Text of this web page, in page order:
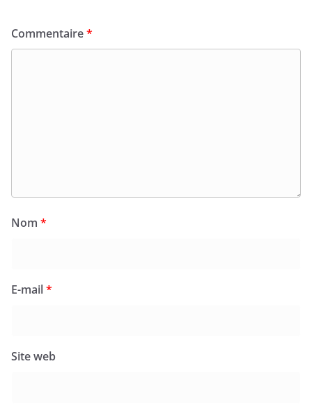
Commentaire*
Nom *
E-mail*
Site web